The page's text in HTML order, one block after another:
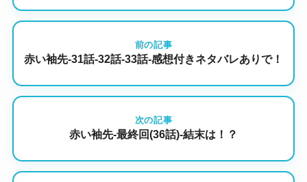
前の記事
赤い袖先-31話-32話-33話-感想付きネタバレありで！
次の記事
赤い袖先-最終回(36話)-結末は！？